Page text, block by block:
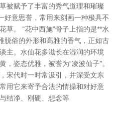
被赋予了丰富的秀气道理和璀璨
好意思誉，常用来刻画一种极具不
草。 “花中西施”骨子上指的是**水
脱俗的外形和高雅的香气，正如古
主。水仙花多滋长在湿润的环境
，姿态优雅，被誉为“凌波仙子”。
宋代时一时常汲引，并深受文东
用它来寄予合法的情操和对好意
结净、刚硬、想念等